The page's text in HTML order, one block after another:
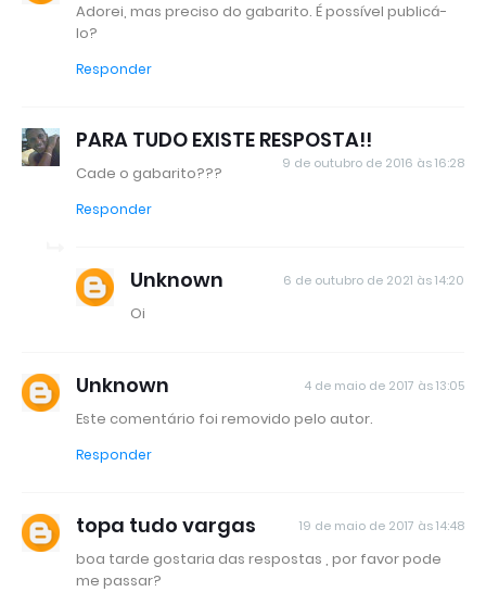
Adorei, mas preciso do gabarito. É possível publicá-
lo?
Responder
PARA TUDO EXISTE RESPOSTA!!
9 de outubro de 2016 às 16:28
Cade o gabarito???
Responder
Unknown 6 de outubro de 2021 às 14:20
Oi
Unknown 4 de maio de 2017 às 13:05
Este comentário foi removido pelo autor.
Responder
topa tudo vargas 19 de maio de 2017 às 14:48
boa tarde gostaria das respostas , por favor pode
me passar?